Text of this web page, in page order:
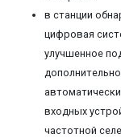
в станции
цифровая
улучшенное
входных
частотной